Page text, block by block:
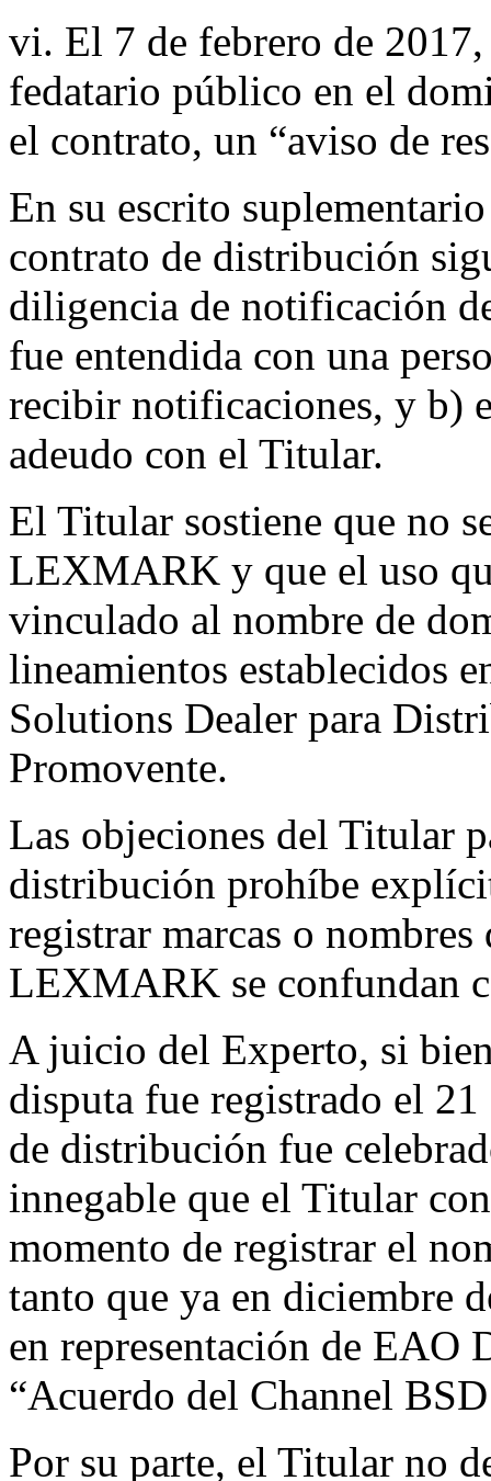
vi. El 7 de febrero de
fedatario público en el
el contrato, un “aviso de
En su escrito
contrato de distribución
diligencia de notificación
fue entendida con una
recibir notificaciones, y b)
adeudo con el Titular.
El Titular sostiene que no
LEXMARK y que el uso
vinculado al nombre de
lineamientos establecidos
Solutions Dealer para
Promovente.
Las objeciones del Titular
distribución prohíbe
registrar marcas o
LEXMARK se confundan
A juicio del Experto, si
disputa fue registrado el
de distribución fue
innegable que el Titular
momento de registrar el
tanto que ya en diciembre
en representación de
“Acuerdo del Channel
Por su parte, el Titular no